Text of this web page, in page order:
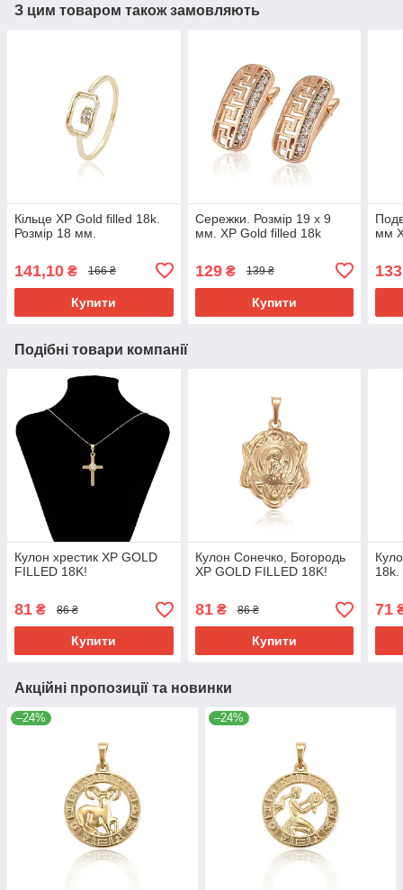
З цим товаром також замовляють
Кільце ХР Gold filled 18k.
Розмір 18 мм.
141,10 ₴ 166 ₴
Купити
Сережки. Розмір 19 х 9
мм. ХР Gold filled 18k
129₴ 139 ₴
Купити
мм
Подібні товари компанії
Кулон хрестик ХР GOLD
FILLED 18K!
81 ₴ 86 ₴
Купити
Кулон Сонечко, Богородь
ХР GOLD FILLED 18K!
81₴ 86 ₴
Купити
18k.
71
Акційні пропозиції та новинки
–24% –24%